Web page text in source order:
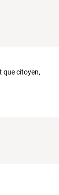
que citoyen,